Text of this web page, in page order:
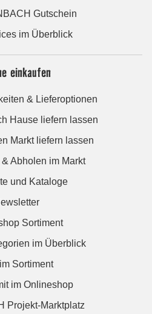
Gutschein
im Überblick
einkaufen
& Lieferoptionen
Hause liefern lassen
Markt liefern lassen
Abholen im Markt
und Kataloge
Sortiment
im Überblick
Sortiment
im Onlineshop
Projekt-Marktplatz